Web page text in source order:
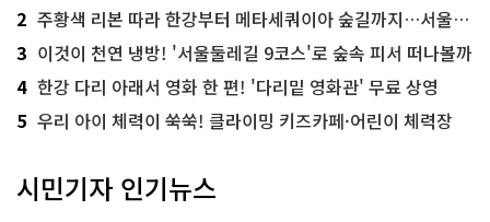
2 주황색 리본 따라 한강부터 메타세쿼이아 숲길까지…서울둘레길 15코스
3 이것이 천연 냉방! '서울둘레길 9코스'로 숲속 피서 떠나볼까
4 한강 다리 아래서 영화 한 편! '다리밑 영화관' 무료 상영
5 우리 아이 체력이 쑥쑥! 클라이밍 키즈카페·어린이 체력장
시민기자 인기뉴스